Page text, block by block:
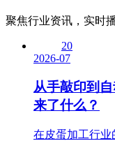
聚焦行业资讯，实时
20
2026-07
从手敲印到
来了什么？
在皮蛋加工行